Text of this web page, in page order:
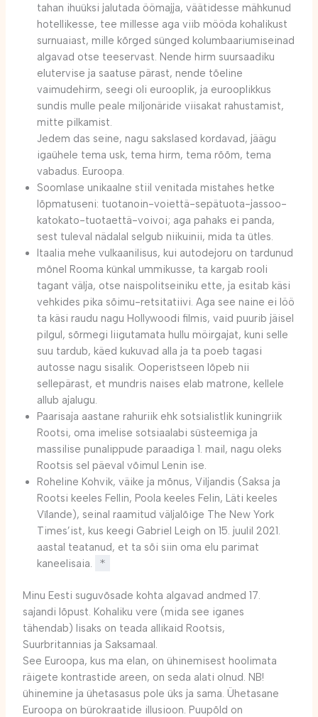
tahan ihuüksi jalutada öömajja, väätidesse mähkunud
hotellikesse, tee millesse aga viib mööda kohalikust
surnuaiast, mille kõrged sünged kolumbaariumiseinad
algavad otse teeservast. Nende hirm suursaadiku
elutervise ja saatuse pärast, nende tõeline
vaimudehirm, seegi oli eurooplik, ja eurooplikkus
sundis mulle peale miljonäride viisakat rahustamist,
mitte pilkamist.
Jedem das seine, nagu sakslased kordavad, jäägu
igaühele tema usk, tema hirm, tema rõõm, tema
vabadus. Euroopa.
Soomlase unikaalne stiil venitada mistahes hetke
lõpmatuseni: tuotanoin-voiettä-sepätuota-jassoo-
katokato-tuotaettä-voivoi; aga pahaks ei panda,
sest tuleval nädalal selgub niikuinii, mida ta ütles.
Itaalia mehe vulkaanilisus, kui autodejoru on tardunud
mõnel Rooma künkal ummikusse, ta kargab rooli
tagant välja, otse naispolitseiniku ette, ja esitab käsi
vehkides pika sõimu-retsitatiivi. Aga see naine ei löö
ta käsi raudu nagu Hollywoodi filmis, vaid puurib jäisel
pilgul, sõrmegi liigutamata hullu möirgajat, kuni selle
suu tardub, käed kukuvad alla ja ta poeb tagasi
autosse nagu sisalik. Ooperistseen lõpeb nii
sellepärast, et mundris naises elab matrone, kellele
allub ajalugu.
Paarisaja aastane rahuriik ehk sotsialistlik kuningriik
Rootsi, oma imelise sotsiaalabi süsteemiga ja
massilise punalippude paraadiga 1. mail, nagu oleks
Rootsis sel päeval võimul Lenin ise.
Roheline Kohvik, väike ja mõnus, Viljandis (Saksa ja
Rootsi keeles Fellin, Poola keeles Felin, Läti keeles
Vīlande), seinal raamitud väljalõige The New York
Times’ist, kus keegi Gabriel Leigh on 15. juulil 2021.
aastal teatanud, et ta sõi siin oma elu parimat
kaneelisaia.
*
Minu Eesti suguvõsade kohta algavad andmed 17.
sajandi lõpust. Kohaliku vere (mida see iganes
tähendab) lisaks on teada allikaid Rootsis,
Suurbritannias ja Saksamaal.
See Euroopa, kus ma elan, on ühinemisest hoolimata
räigete kontrastide areen, on seda alati olnud. NB!
ühinemine ja ühetasasus pole üks ja sama. Ühetasane
Euroopa on bürokraatide illusioon. Puupõld on